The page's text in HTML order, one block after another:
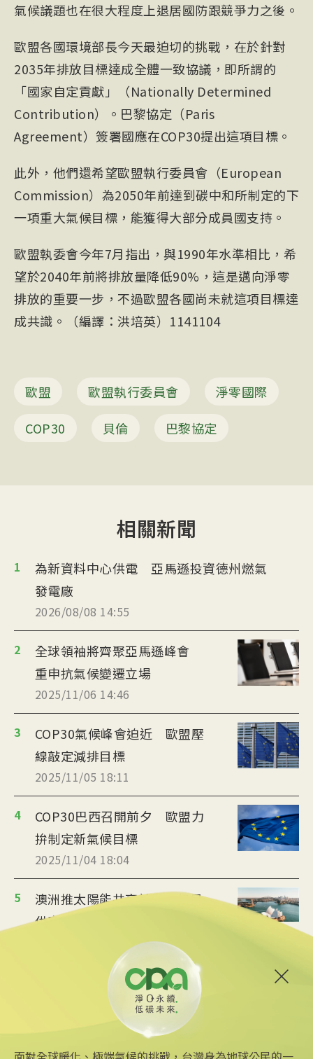
氣候議題也在很大程度上退居國防跟競爭力之後。
歐盟各國環境部長今天最迫切的挑戰，在於針對
2035年排放目標達成全體一致協議，即所謂的
「國家自定貢獻」（Nationally Determined
Contribution）。巴黎協定（Paris
Agreement）簽署國應在COP30提出這項目標。
此外，他們還希望歐盟執行委員會（European
Commission）為2050年前達到碳中和所制定的下
一項重大氣候目標，能獲得大部分成員國支持。
歐盟執委會今年7月指出，與1990年水準相比，希
望於2040年前將排放量降低90%，這是邁向淨零
排放的重要一步，不過歐盟各國尚未就這項目標達
成共識。（編譯：洪培英）1141104
歐盟 歐盟執行委員會
淨零國際
COP30
貝倫 巴黎協定
相關新聞
1
為新資料中心供電 亞馬遜投資德州燃氣
發電廠
2026/08/08 14:55
2
全球領袖將齊聚亞馬遜峰會
重申抗氣候變遷立場
2025/11/06 14:46
3
COP30氣候峰會迫近 歐盟壓
線敲定減排目標
2025/11/05 18:11
4
COP30巴西召開前夕 歐盟力
拚制定新氣候目標
2025/11/04 18:04
5
澳洲推太陽能共享計畫 每日
供應家戶3小時免費電力
巴西森林保育見成效 氣候目
標仍面臨挑戰
2025/11/04 08:34